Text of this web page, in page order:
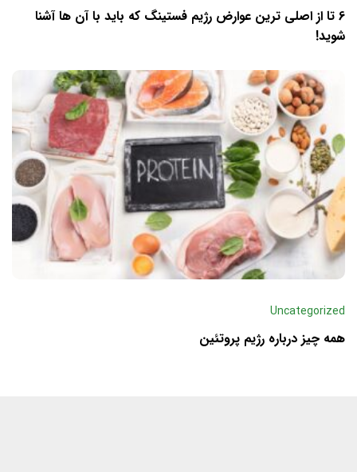
6 تا از اصلی ترین عوارض رژیم فستینگ که باید با آن ها آشنا
شوید!
Uncategorized
همه چیز درباره رژیم پروتئین